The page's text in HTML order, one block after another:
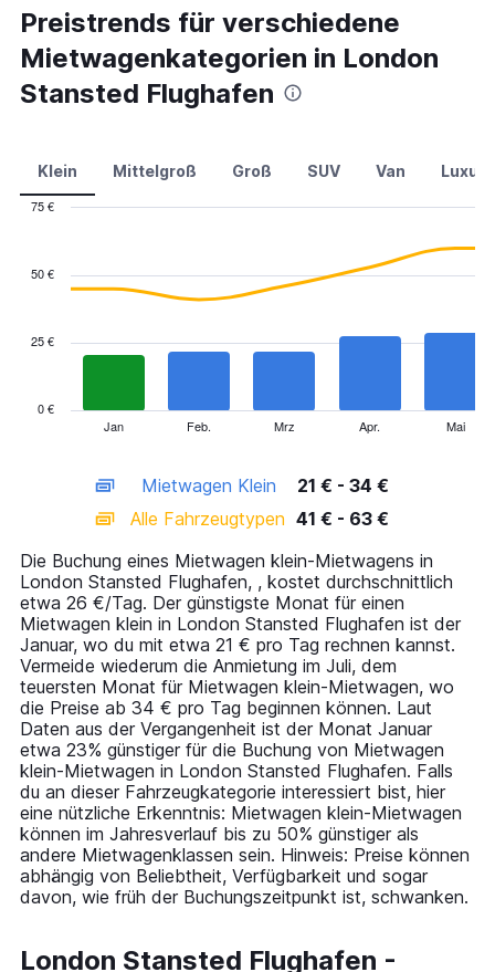
Preistrends für verschiedene
Mietwagenkategorien in London
Stansted Flughafen
Klein Mittelgroß Groß SUV Van
has
displaying
categories.
14
categories.
The
chart
has
1
Y
axis
displaying
values.
Range:
0
to
75.
Jan Feb. Mrz Apr. Mai
0 €
25 €
50 €
75 €
Mietwagen Klein
21 € - 34 €
Alle Fahrzeugtypen 41 € - 63 €
Die Buchung eines Mietwagen klein-Mietwagens in
London Stansted Flughafen, , kostet durchschnittlich
etwa 26 €/Tag. Der günstigste Monat für einen
Mietwagen klein in London Stansted Flughafen ist der
Januar, wo du mit etwa 21 € pro Tag rechnen kannst.
Vermeide wiederum die Anmietung im Juli, dem
teuersten Monat für Mietwagen klein-Mietwagen, wo
die Preise ab 34 € pro Tag beginnen können. Laut
Daten aus der Vergangenheit ist der Monat Januar
etwa 23% günstiger für die Buchung von Mietwagen
klein-Mietwagen in London Stansted Flughafen. Falls
du an dieser Fahrzeugkategorie interessiert bist, hier
eine nützliche Erkenntnis: Mietwagen klein-Mietwagen
können im Jahresverlauf bis zu 50% günstiger als
andere Mietwagenklassen sein. Hinweis: Preise können
abhängig von Beliebtheit, Verfügbarkeit und sogar
davon, wie früh der Buchungszeitpunkt ist, schwanken.
London Stansted Flughafen -